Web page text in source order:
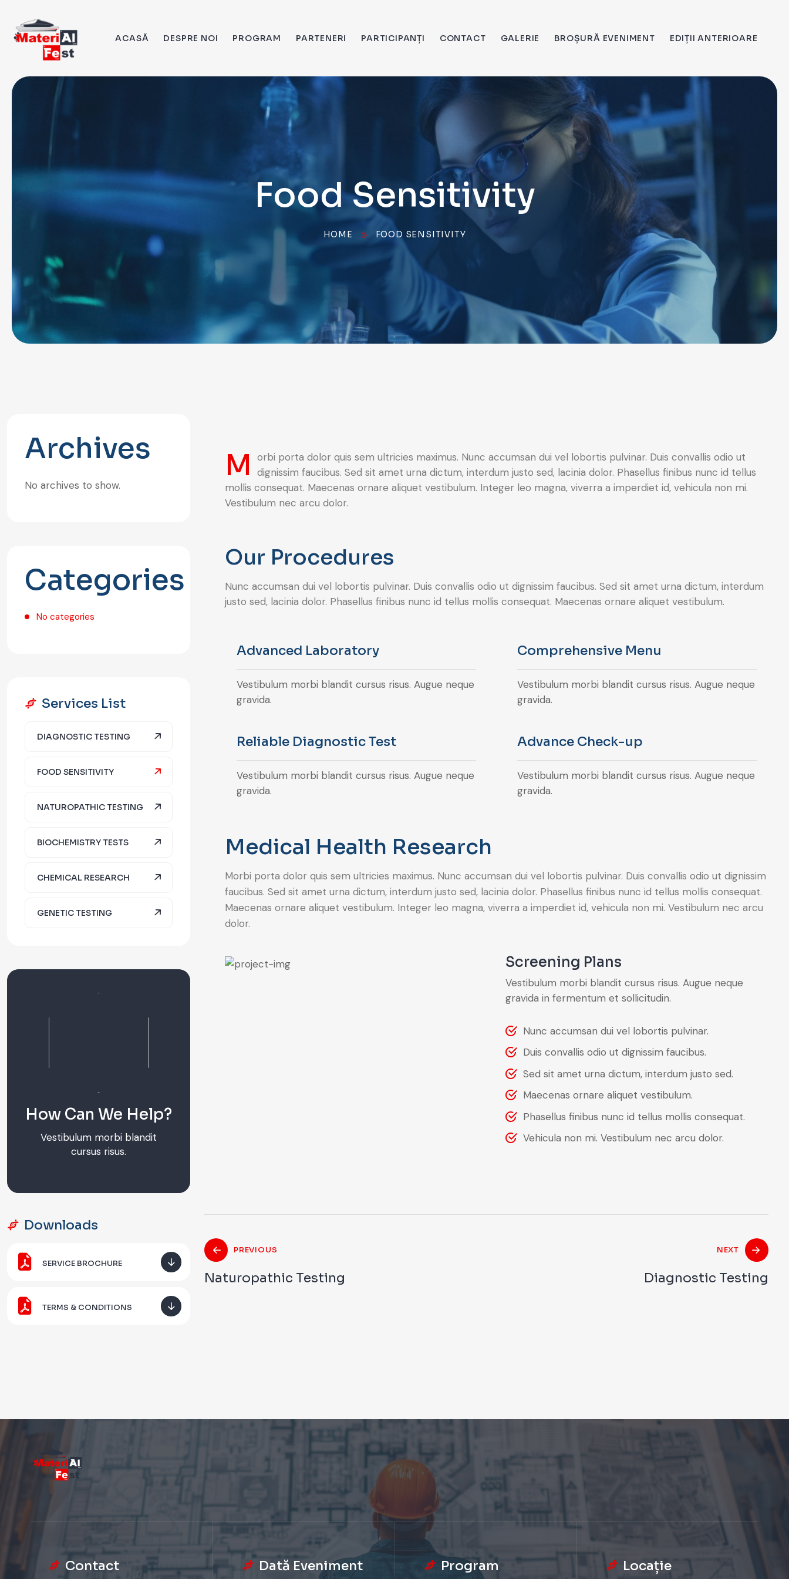
ACASĂ DESPRE NOI PROGRAM PARTENERI PARTICIPANȚI CONTACT GALERIE BROȘURĂ EVENIMENT EDIȚII ANTERIOARE
Food Sensitivity
HOME FOOD SENSITIVITY
M
orbi porta dolor quis sem ultricies maximus. Nunc accumsan dui vel lobortis pulvinar. Duis convallis odio ut
dignissim faucibus. Sed sit amet urna dictum, interdum justo sed, lacinia dolor. Phasellus finibus nunc id tellus
mollis consequat. Maecenas ornare aliquet vestibulum. Integer leo magna, viverra a imperdiet id, vehicula non mi.
Vestibulum nec arcu dolor.
Our Procedures
Nunc accumsan dui vel lobortis pulvinar. Duis convallis odio ut dignissim faucibus. Sed sit amet urna dictum, interdum
justo sed, lacinia dolor. Phasellus finibus nunc id tellus mollis consequat. Maecenas ornare aliquet vestibulum.
Advanced Laboratory
Vestibulum morbi blandit cursus risus. Augue neque
gravida.
Comprehensive Menu
Vestibulum morbi blandit cursus risus. Augue neque
gravida.
Reliable Diagnostic Test
Vestibulum morbi blandit cursus risus. Augue neque
gravida.
Advance Check-up
Vestibulum morbi blandit cursus risus. Augue neque
gravida.
Medical Health Research
Morbi porta dolor quis sem ultricies maximus. Nunc accumsan dui vel lobortis pulvinar. Duis convallis odio ut dignissim
faucibus. Sed sit amet urna dictum, interdum justo sed, lacinia dolor. Phasellus finibus nunc id tellus mollis consequat.
Maecenas ornare aliquet vestibulum. Integer leo magna, viverra a imperdiet id, vehicula non mi. Vestibulum nec arcu
dolor.
Screening Plans
Vestibulum morbi blandit cursus risus. Augue neque
gravida in fermentum et sollicitudin.
Nunc accumsan dui vel lobortis pulvinar.
Duis convallis odio ut dignissim faucibus.
Sed sit amet urna dictum, interdum justo sed.
Maecenas ornare aliquet vestibulum.
Phasellus finibus nunc id tellus mollis consequat.
Vehicula non mi. Vestibulum nec arcu dolor.
PREVIOUS
Naturopathic Testing
NEXT
Diagnostic Testing
Archives
No archives to show.
Categories
No categories
Services List
DIAGNOSTIC TESTING
FOOD SENSITIVITY
NATUROPATHIC TESTING
BIOCHEMISTRY TESTS
CHEMICAL RESEARCH
GENETIC TESTING
How Can We Help?
Vestibulum morbi blandit
cursus risus.
Downloads
SERVICE BROCHURE
TERMS & CONDITIONS
Contact Dată Eveniment Program Locație